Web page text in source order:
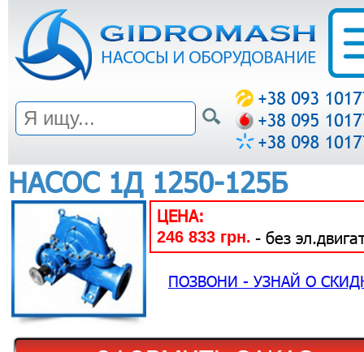
НАСОС 1Д 1250-125Б
ЦЕНА:
246 833 грн. - без
ПОЗВОНИ - УЗНАЙ О